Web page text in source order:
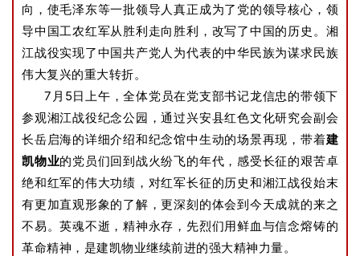
向，使毛泽东等一批领导人真正成为了党的领导核心，领
导中国工农红军从胜利走向胜利，改写了中国的历史。 湘
江战役实现了中国共产党人为代表的中华民族为谋求民族
伟大复兴的重大转折。
7月5日上午，全体党员在党支部书记龙信忠的带领下
参观湘江战役纪念公园，通过兴安县红色文化研究会副会
长岳启海的详细介绍和纪念馆中生动的场景再现，带着建
凯物业的党员们回到战火纷飞的年代，感受长征的艰苦卓
绝和红军的伟大功绩，对红军长征的历史和湘江战役始末
有更加直观形象的了解，更深刻的体会到今天成就的来之
不易。英魂不逝，精神永存，先烈们用鲜血与信念熔铸的
革命精神，是建凯物业继续前进的强大精神力量。